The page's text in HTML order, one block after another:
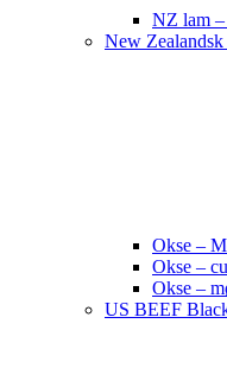
NZ lam
New
Okse –
Okse –
Okse –
US BEEF